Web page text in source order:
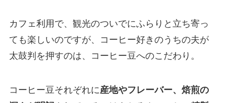
カフェ利用で、観光のついでにふらりと立ち寄っ
ても楽しいのですが、コーヒー好きのうちの夫が
太鼓判を押すのは、コーヒー豆へのこだわり。
コーヒー豆それぞれに産地やフレーバー、焙煎の